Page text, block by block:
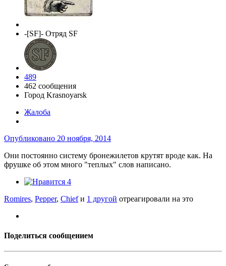
-[SF]- Отряд SF
489
462 сообщения
Город Krasnoyarsk
Жалоба
Опубликовано 20 ноября, 2014
Они постоянно систему бронежилетов крутят вроде как. На
фрушке об этом много "теплых" слов написано.
4
Romires, Pepper, Chiefи 1 другой отреагировали на это
Поделиться сообщением